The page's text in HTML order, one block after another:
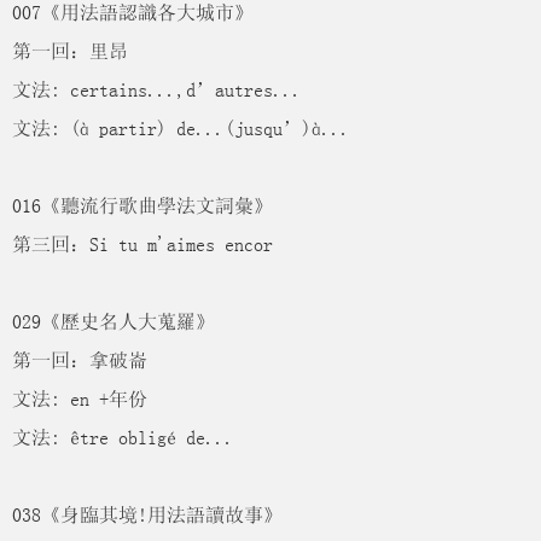
007《用法語認識各大城市》
第一回：里昂
文法: certains...,d’autres...
文法: (à partir) de...(jusqu’)à...
016《聽流行歌曲學法文詞彙》
第三回：Si tu m'aimes encor
029《歷史名人大蒐羅》
第一回：拿破崙
文法: en +年份
文法: être obligé de...
038《身臨其境!用法語讀故事》